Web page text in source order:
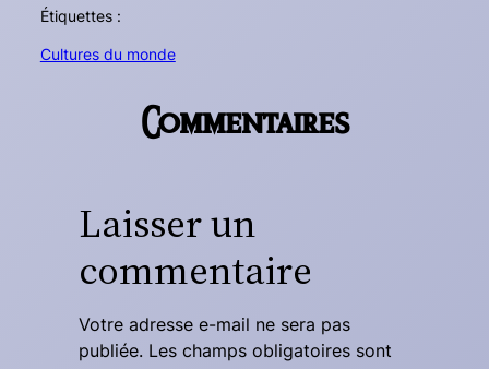
Étiquettes :
Cultures du monde
Commentaires
Laisser un
commentaire
Votre adresse e-mail ne sera pas
publiée. Les champs obligatoires sont